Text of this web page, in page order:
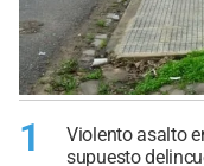
1
Violento asalto
supuesto